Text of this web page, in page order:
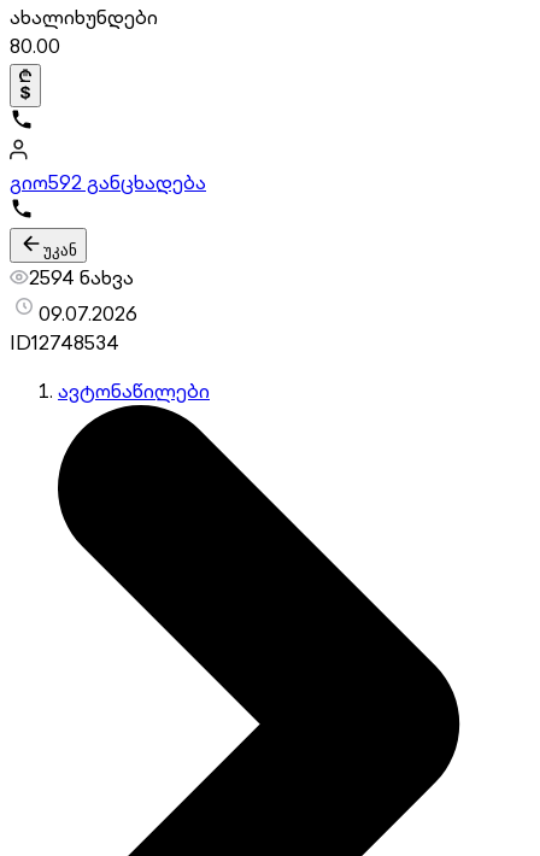
ახალიხუნდები
80.00
გიო592 განცხადება
უკან
2594 ნახვა
09.07.2026
ID12748534
ავტონაწილები